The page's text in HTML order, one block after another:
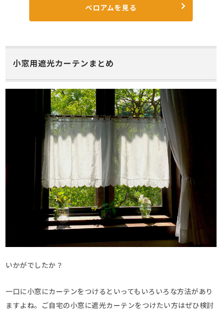
ベロアムを見る
小窓用遮光カーテンまとめ
いかがでしたか？
一口に小窓にカーテンをつけるといってもいろいろな方法があり
ますよね。ご自宅の小窓に遮光カーテンをつけたい方はぜひ検討